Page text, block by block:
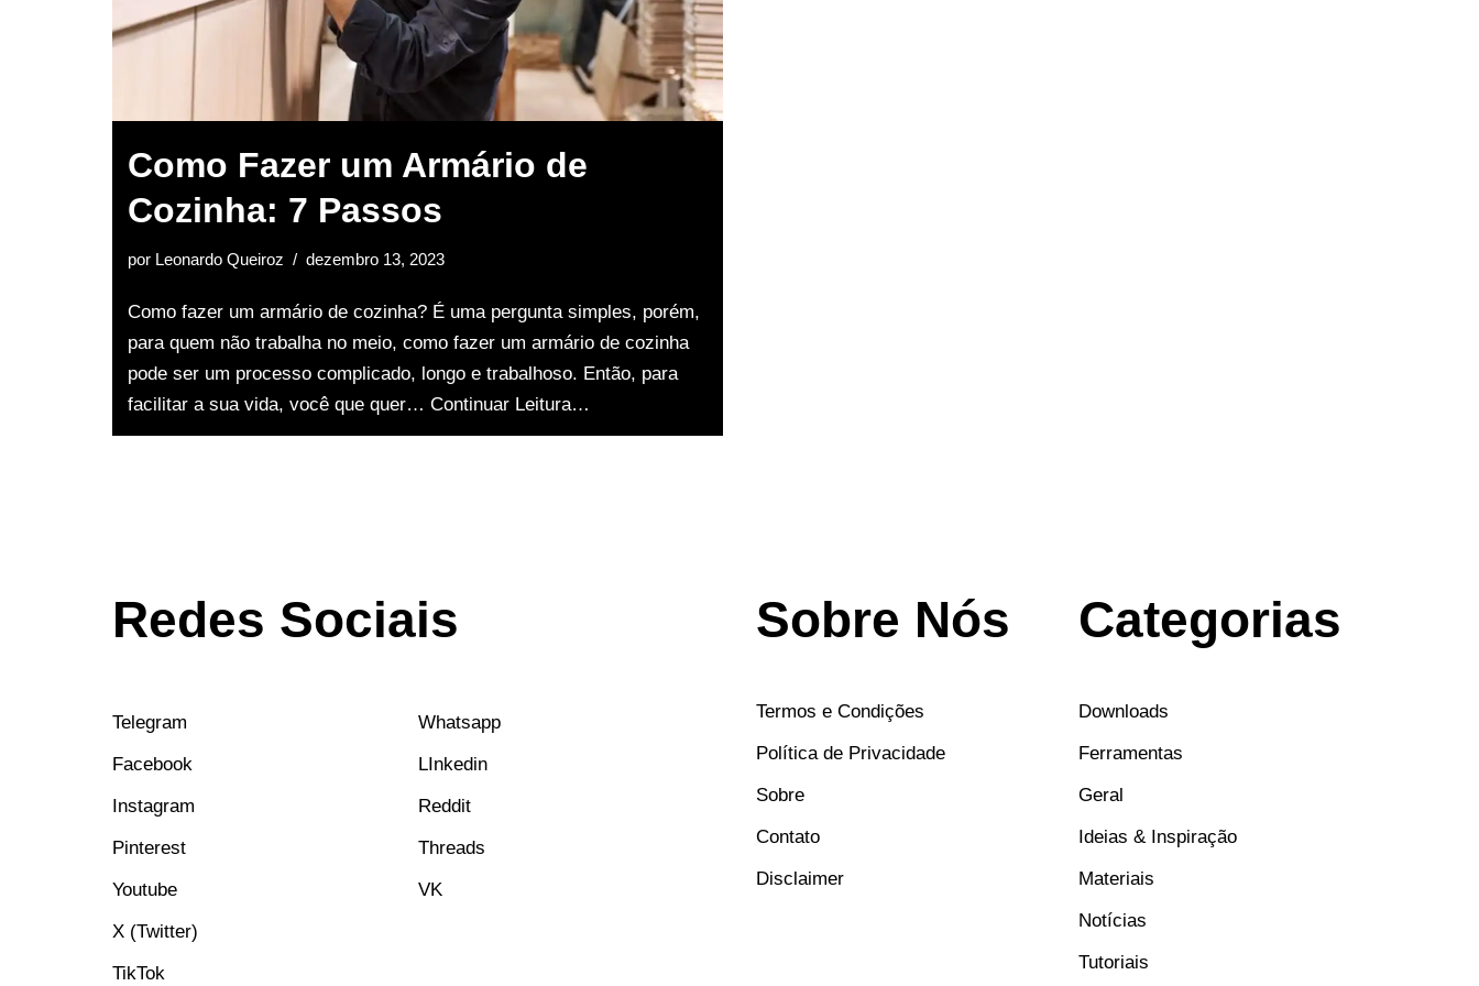
Como Fazer um Armário de
Cozinha: 7 Passos
por Leonardo Queiroz dezembro 13, 2023
Como fazer um armário de cozinha? É uma pergunta simples, porém,
para quem não trabalha no meio, como fazer um armário de cozinha
pode ser um processo complicado, longo e trabalhoso. Então, para
facilitar a sua vida, você que quer… Continuar Leitura…
Redes Sociais
Telegram
Facebook
Instagram
Pinterest
Youtube
X (Twitter)
TikTok
Whatsapp
LInkedin
Reddit
Threads
VK
Sobre Nós
Termos e Condições
Política de Privacidade
Sobre
Contato
Disclaimer
Categorias
Downloads
Ferramentas
Geral
Ideias & Inspiração
Materiais
Notícias
Tutoriais